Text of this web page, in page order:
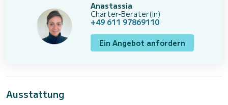
Anastassia
Charter-Berater(in)
+49 611 97869110
Ein Angebot anfordern
Ausstattung